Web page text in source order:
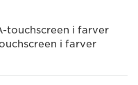
touchscreen i farver
i farver